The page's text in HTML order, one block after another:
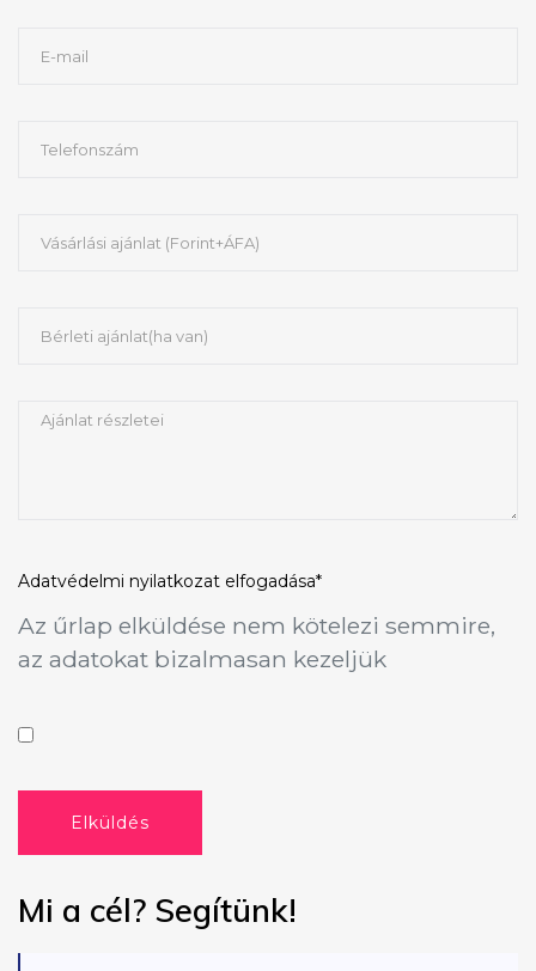
Adatvédelmi nyilatkozat elfogadása*
Az űrlap elküldése nem kötelezi semmire,
az adatokat bizalmasan kezeljük
Elküldés
Mi a cél? Segítünk!